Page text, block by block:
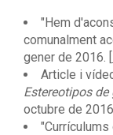
"Hem
comunalment
gener de 2016. [
Article i
Estereotipos de
octubre de
"Currículums